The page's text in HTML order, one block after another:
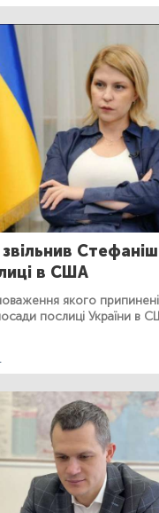
в США
якого
послиці України в